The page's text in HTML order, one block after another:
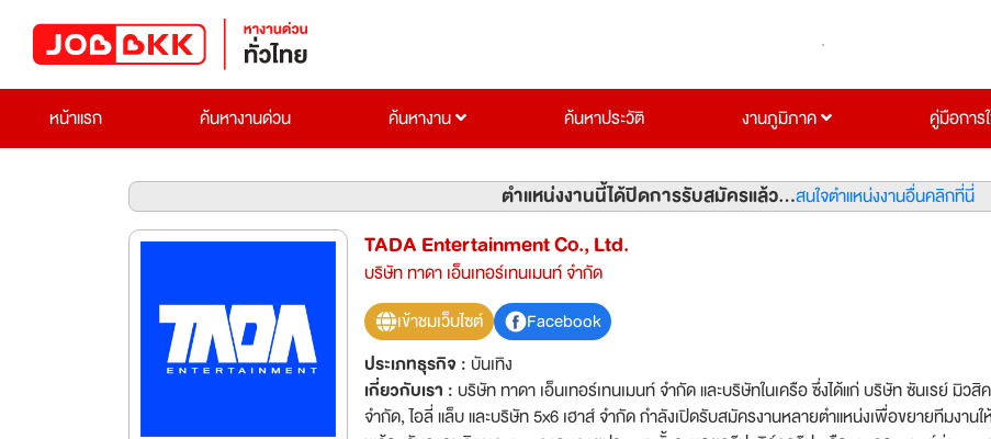
หน้าแรก
ค้นหางานด่วน ค้นหางาน ค้นหาประวัติ งานภูมิภาค คู่มือการ
ตำแหน่งงานนี้ได้ปิดการรับสมัครแล้ว...สนใจตำแหน่งงานอื่นคลิกที่นี่
TADA Entertainment Co., Ltd.
บริษัท ทาดา เอ็นเทอร์เทนเมนท์ จำกัด
เข้าชมเว็บไซต์
Facebook
ประเภทธุรกิจ :บันเทิง
เกี่ยวกับเรา :บริษัท ทาดา เอ็นเทอร์เทนเมนท์ จำกัด และบริษัทในเครือ ซึ่งได้แก่ บริษัท ซันเรย์ มิวสิค
จำกัด, ไอลี่ แล็บ และบริษัท 5x6 เฮาส์ จำกัด กำลังเปิดรับสมัครงานหลายตำแหน่งเพื่อขยายทีมงานให้